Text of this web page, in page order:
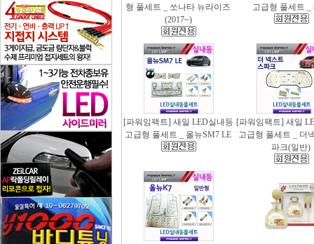
형 풀세트 _ 쏘나타 뉴라이즈
(2017~)
고급형 풀세트 _
[파워임팩트] 새일 LED실내등
고급형 풀세트 _ 올뉴SM7 LE
[파워임팩트] 새일
고급형 풀세트 _ 더
파크(일반)